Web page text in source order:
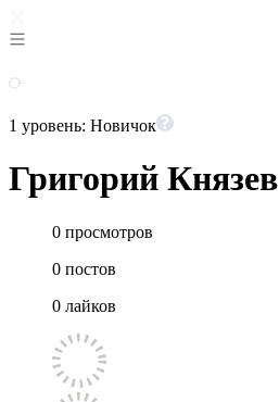
1 уровень: Новичок
Григорий Князев
0 просмотров
0 постов
0 лайков